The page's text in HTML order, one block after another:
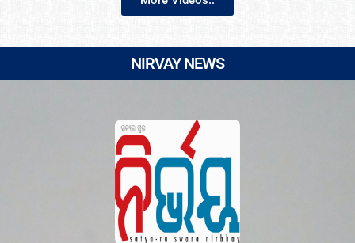
NIRVAY NEWS